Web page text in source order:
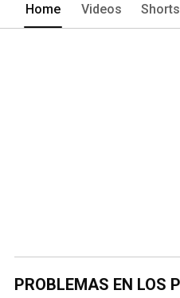
Home Videos Shorts
PROBLEMAS EN LOS